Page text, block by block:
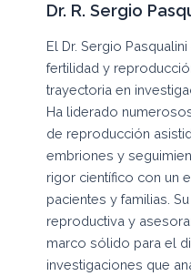
Dr. R. Sergio
El Dr. Sergio
fertilidad y
trayectoria en
Ha liderado
de reproducción
embriones y
rigor científico con un
pacientes y familias.
reproductiva y
marco sólido para el
investigaciones que